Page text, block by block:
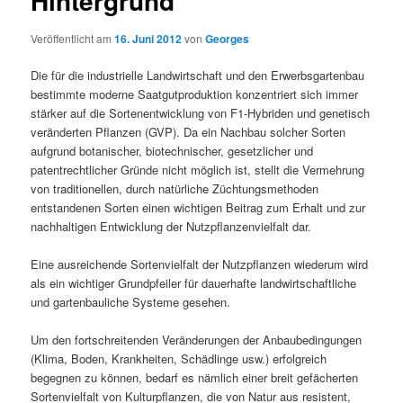
Veröffentlicht am16. Juni 2012vonGeorges
Die für die industrielle Landwirtschaft und den Erwerbsgartenbau
bestimmte moderne Saatgutproduktion konzentriert sich immer
stärker auf die Sortenentwicklung von F1-Hybriden und genetisch
veränderten Pflanzen (GVP). Da ein Nachbau solcher Sorten
aufgrund botanischer, biotechnischer, gesetzlicher und
patentrechtlicher Gründe nicht möglich ist, stellt die Vermehrung
von traditionellen, durch natürliche Züchtungsmethoden
entstandenen Sorten einen wichtigen Beitrag zum Erhalt und zur
nachhaltigen Entwicklung der Nutzpflanzenvielfalt dar.
Eine ausreichende Sortenvielfalt der Nutzpflanzen wiederum wird
als ein wichtiger Grundpfeiler für dauerhafte landwirtschaftliche
und gartenbauliche Systeme gesehen.
Um den fortschreitenden Veränderungen der Anbaubedingungen
(Klima, Boden, Krankheiten, Schädlinge usw.) erfolgreich
begegnen zu können, bedarf es nämlich einer breit gefächerten
Sortenvielfalt von Kulturpflanzen, die von Natur aus resistent,